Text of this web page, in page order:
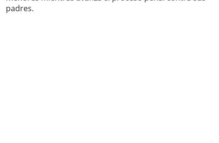
padres.